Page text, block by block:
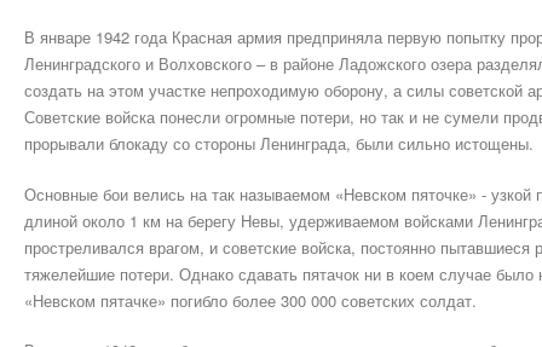
В январе 1942 года Красная армия предприняла первую попытку
Ленинградского и Волховского – в районе Ладожского озера
создать на этом участке непроходимую оборону, а силы советской
Советские войска понесли огромные потери, но так и не сумели
прорывали блокаду со стороны Ленинграда, были сильно истощены.
Основные бои велись на так называемом «Невском пяточке» -
длиной около 1 км на берегу Невы, удерживаемом войсками
простреливался врагом, и советские войска, постоянно
тяжелейшие потери. Однако сдавать пятачок ни в коем случае было
«Невском пятачке» погибло более 300 000 советских солдат.